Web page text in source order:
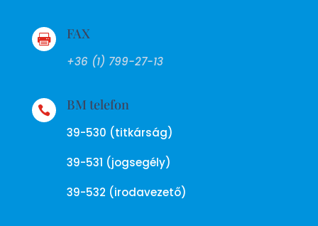
 FAX
+36 (1) 799-27-13
 BM telefon
39-530 (titkárság)
39-531 (jogsegély)
39-532 (irodavezető)